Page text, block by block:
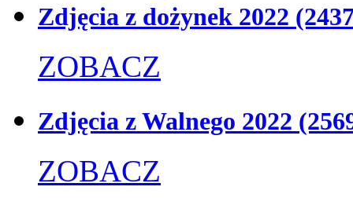
Zdjęcia z dożynek 2022
ZOBACZ
Zdjęcia z Walnego 2022
ZOBACZ